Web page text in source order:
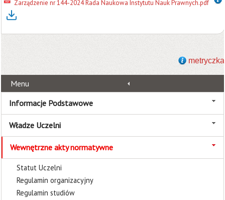
Zarządzenie nr 144-2024 Rada Naukowa Instytutu Nauk Prawnych.pdf
metryczka
Menu
Informacje Podstawowe
Władze Uczelni
Wewnętrzne akty normatywne
Statut Uczelni
Regulamin organizacyjny
Regulamin studiów